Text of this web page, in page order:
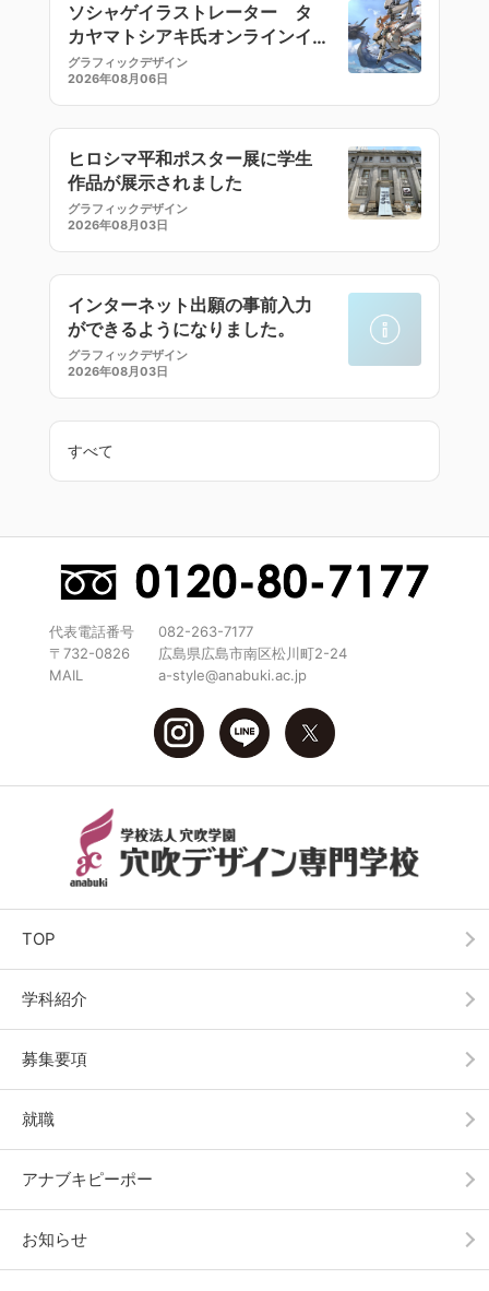
ソシャゲイラストレーター タ
カヤマトシアキ氏オンラインイ
ラストセミナー
グラフィックデザイン
2026年08月06日
ヒロシマ平和ポスター展に学生
作品が展示されました
グラフィックデザイン
2026年08月03日
インターネット出願の事前入力
ができるようになりました。
グラフィックデザイン
2026年08月03日
すべて
代表電話番号
082-263-7177
〒732-0826
広島県広島市南区松川町2-24
MAIL
a-style@anabuki.ac.jp
TOP
学科紹介
募集要項
就職
アナブキピーポー
お知らせ